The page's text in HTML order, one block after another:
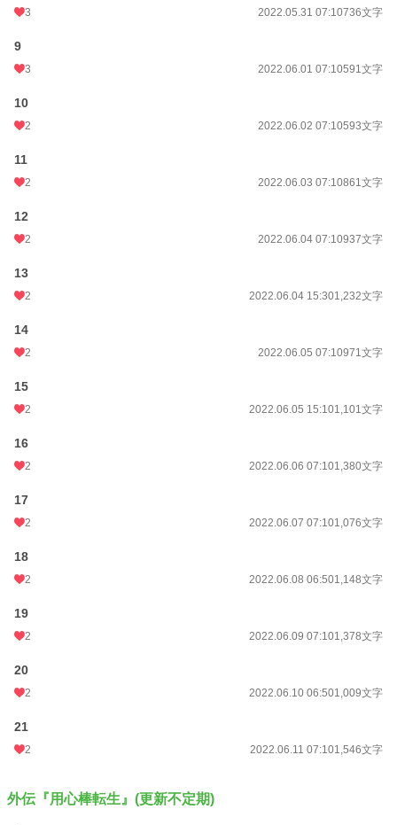
3 2022.05.31 07:10736文字
9
3 2022.06.01 07:10591文字
10
2 2022.06.02 07:10593文字
11
2 2022.06.03 07:10861文字
12
2 2022.06.04 07:10937文字
13
2 2022.06.04 15:301,232文字
14
2 2022.06.05 07:10971文字
15
2 2022.06.05 15:101,101文字
16
2 2022.06.06 07:101,380文字
17
2 2022.06.07 07:101,076文字
18
2 2022.06.08 06:501,148文字
19
2 2022.06.09 07:101,378文字
20
2 2022.06.10 06:501,009文字
21
2 2022.06.11 07:101,546文字
外伝『用心棒転生』(更新不定期)